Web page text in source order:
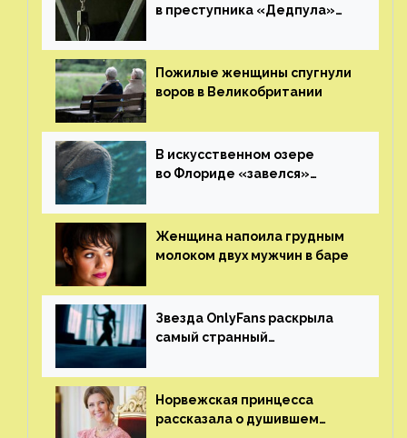
в преступника «Дедпула»
ему жизнь
Пожилые женщины спугнули
воров в Великобритании
В искусственном озере
во Флориде «завелся»
Женщина напоила грудным
молоком двух мужчин в баре
Звезда OnlyFans раскрыла
самый странный
от фаната
Норвежская принцесса
рассказала о душившем